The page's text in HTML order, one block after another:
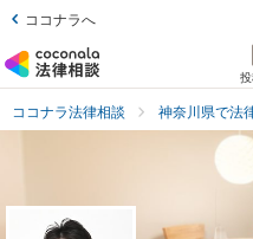
ココナラへ
ココナラ法律相談 神奈川県で法